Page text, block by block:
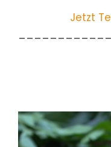
Jetzt